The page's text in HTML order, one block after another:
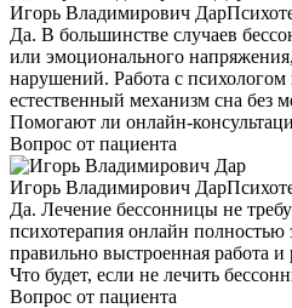
Игорь Владимирович Дар
Да. В большинстве случаев
или эмоционального
нарушений. Работа с психологом
естественный механизм сна без
Помогают ли онлайн-
Вопрос от пациента
Игорь Владимирович Дар
Да. Лечение бессонницы не
психотерапия онлайн
правильно выстроенная работа и
Что будет, если не лечить
Вопрос от пациента